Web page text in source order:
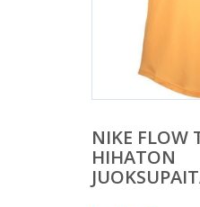
NIKE FLOW
HIHATON